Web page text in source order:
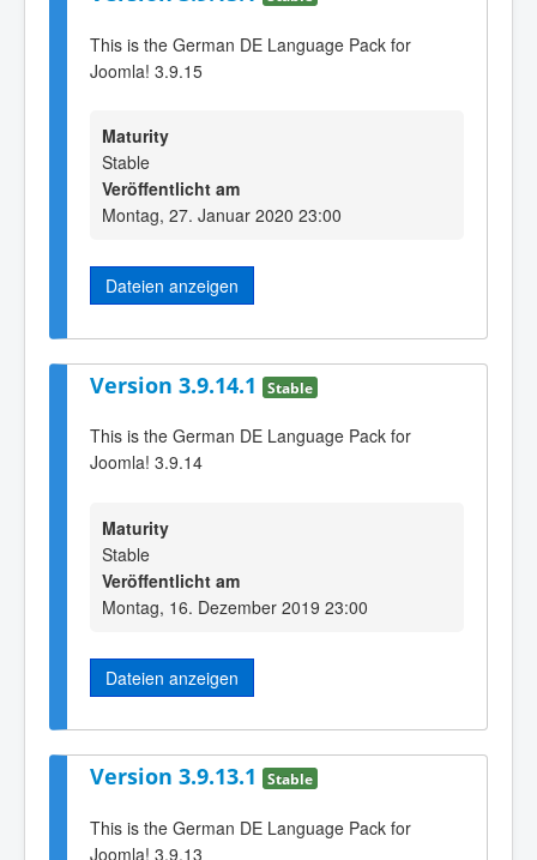
This is the German DE Language Pack for
Joomla! 3.9.15
Maturity
Stable
Veröffentlicht am
Montag, 27. Januar 2020 23:00
Dateien anzeigen
Version 3.9.14.1 Stable
This is the German DE Language Pack for
Joomla! 3.9.14
Maturity
Stable
Veröffentlicht am
Montag, 16. Dezember 2019 23:00
Dateien anzeigen
Version 3.9.13.1 Stable
This is the German DE Language Pack for
Joomla! 3.9.13